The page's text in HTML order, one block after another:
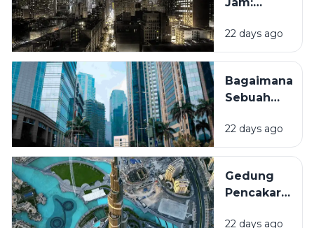
Dihidupkan?
Beberapa
Kota Tidak
Benar-
Benar
22 days ago
Bagaimana
Sebuah
Bisa
Berubah
Pusat
Bisnis?
22 days ago
Gedung
Pencakar
22 days ago